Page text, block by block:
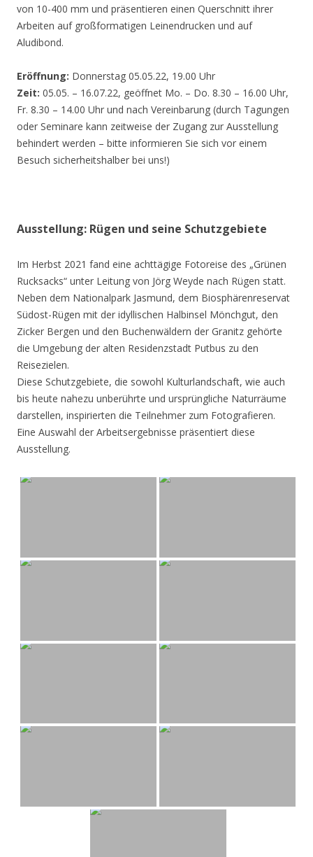
von 10-400 mm und präsentieren einen Querschnitt ihrer
Arbeiten auf großformatigen Leinendrucken und auf
Aludibond.
Eröffnung: Donnerstag 05.05.22, 19.00 Uhr
Zeit: 05.05. – 16.07.22, geöffnet Mo. – Do. 8.30 – 16.00 Uhr,
Fr. 8.30 – 14.00 Uhr und nach Vereinbarung (durch Tagungen
oder Seminare kann zeitweise der Zugang zur Ausstellung
behindert werden – bitte informieren Sie sich vor einem
Besuch sicherheitshalber bei uns!)
Ausstellung: Rügen und seine Schutzgebiete
Im Herbst 2021 fand eine achttägige Fotoreise des „Grünen
Rucksacks“ unter Leitung von Jörg Weyde nach Rügen statt.
Neben dem Nationalpark Jasmund, dem Biosphärenreservat
Südost-Rügen mit der idyllischen Halbinsel Mönchgut, den
Zicker Bergen und den Buchenwäldern der Granitz gehörte
die Umgebung der alten Residenzstadt Putbus zu den
Reisezielen.
Diese Schutzgebiete, die sowohl Kulturlandschaft, wie auch
bis heute nahezu unberührte und ursprüngliche Naturräume
darstellen, inspirierten die Teilnehmer zum Fotografieren.
Eine Auswahl der Arbeitsergebnisse präsentiert diese
Ausstellung.